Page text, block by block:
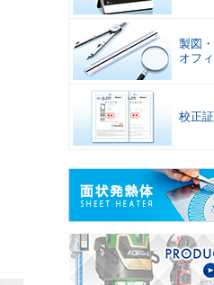
製図 ・
オフ
校正